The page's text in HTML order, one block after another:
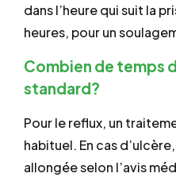
dans l’heure qui suit la
heures, pour un
Combien de temps
standard?
Pour le reflux, un
habituel. En cas
allongée selon l’avis